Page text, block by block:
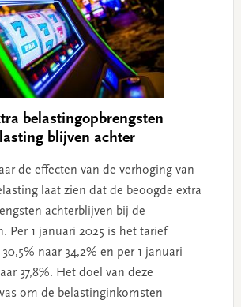
belastingopbrengsten
blijven achter
de effecten van de verhoging van
laat zien dat de beoogde extra
achterblijven bij de
Per 1 januari 2025 is het tarief
naar 34,2% en per 1 januari
37,8%. Het doel van deze
om de belastinginkomsten